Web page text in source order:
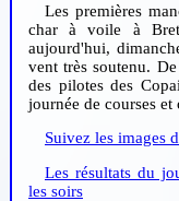
Les premières
char à voile à
aujourd'hui,
vent très soutenu.
des pilotes des
journée de courses
Suivez les images
Les résultats du
les soirs